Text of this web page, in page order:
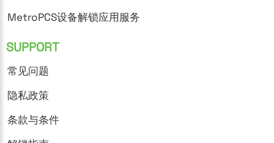
MetroPCS设备解锁应用服务
SUPPORT
常见问题
隐私政策
条款与条件